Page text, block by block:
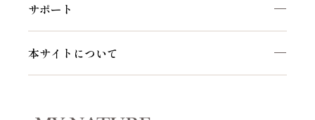
サポート
本サイトについて